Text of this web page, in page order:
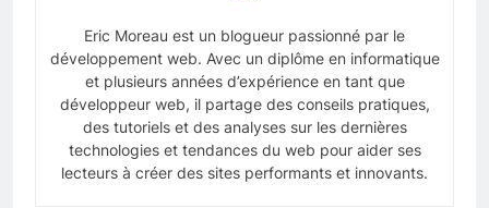
Eric Moreau est un blogueur passionné par le
développement web. Avec un diplôme en informatique
et plusieurs années d’expérience en tant que
développeur web, il partage des conseils pratiques,
des tutoriels et des analyses sur les dernières
technologies et tendances du web pour aider ses
lecteurs à créer des sites performants et innovants.